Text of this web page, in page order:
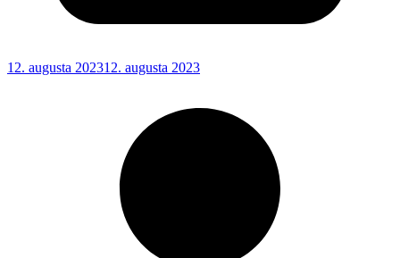
12. augusta 202312. augusta 2023